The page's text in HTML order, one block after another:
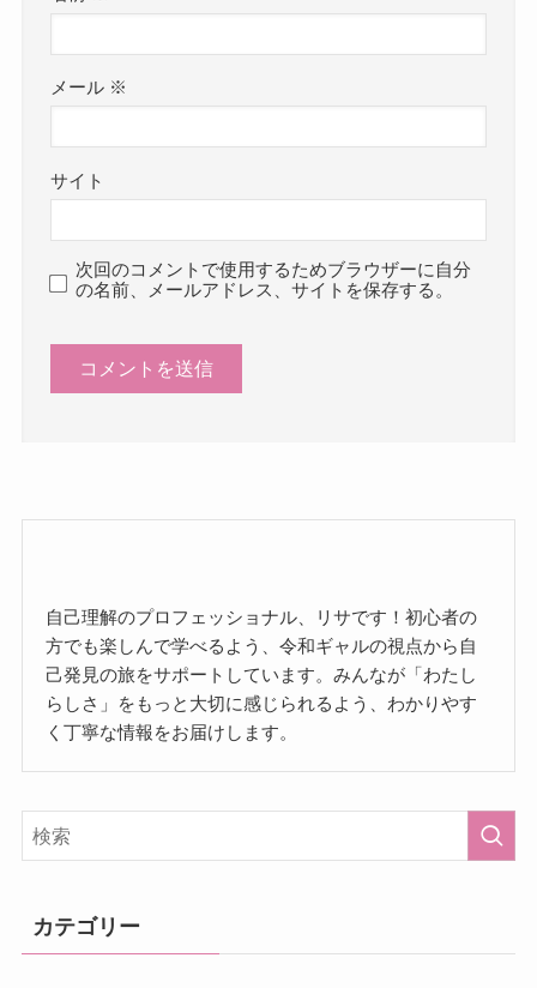
メール ※
サイト
次回のコメントで使用するためブラウザーに自分
の名前、メールアドレス、サイトを保存する。
自己理解のプロフェッショナル、リサです！初心者の
方でも楽しんで学べるよう、令和ギャルの視点から自
己発見の旅をサポートしています。みんなが「わたし
らしさ」をもっと大切に感じられるよう、わかりやす
く丁寧な情報をお届けします。
カテゴリー